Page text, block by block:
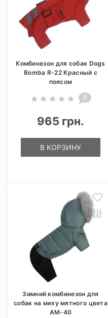
Комбинезон для собак Dogs
Bomba R-22 Красный с
поясом
0
965 грн.
В КОРЗИНУ
Зимний комбинезон для
собак на меху мятного цвета
AM-40